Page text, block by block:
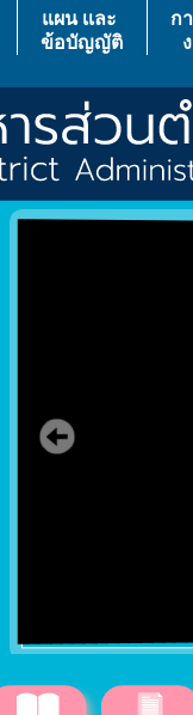
แผน เเละ
ข้อบัญญัติ
ก